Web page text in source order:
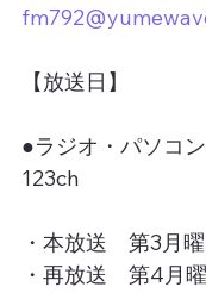
【放送日】
●ラジオ・パソコ
123ch
・本放送　第3月
・再放送　第4月